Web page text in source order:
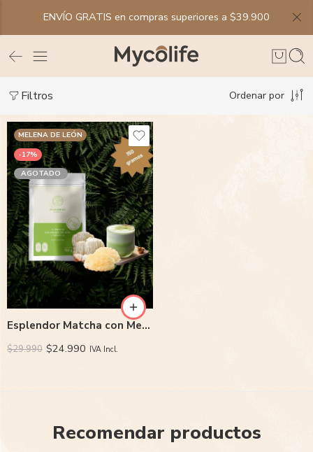
ENVÍO GRATIS en compras superiores a $39.900
Filtros Ordenar por
MELENA DE LEÓN
-17%
AGOTADO
Esplendor Matcha con Melena de Leon y Tremella
$29.990 $24.990 IVA Incl.
Recomendar productos